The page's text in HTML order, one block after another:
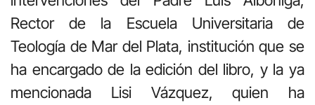
Rector de la Escuela Universitaria de
Teología de Mar del Plata, institución que se
ha encargado de la edición del libro, y la ya
mencionada Lisi Vázquez, quien ha